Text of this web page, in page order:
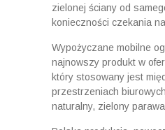
zielonej ściany od
konieczności czekania
Wypożyczane mobilne
najnowszy produkt w
który stosowany jest
przestrzeniach
naturalny, zielony